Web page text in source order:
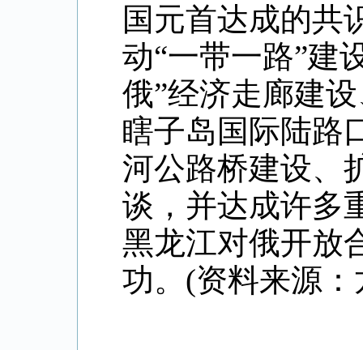
国元首达成的共
动“一带一路”建
俄”经济走廊建
瞎子岛国际陆路
河公路桥建设、
谈，并达成许多
黑龙江对俄开放
功。(资料来源